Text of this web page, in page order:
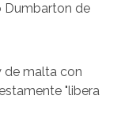
Dumbarton de
de malta con
"libera